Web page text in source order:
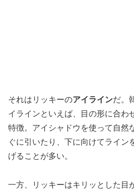
それはリッキーのアイラインだ。
イラインといえば、目の形に合わ
特徴。アイシャドウを使って自然
ぐに引いたり、下に向けてライン
げることが多い。
一方、リッキーはキリッとした目